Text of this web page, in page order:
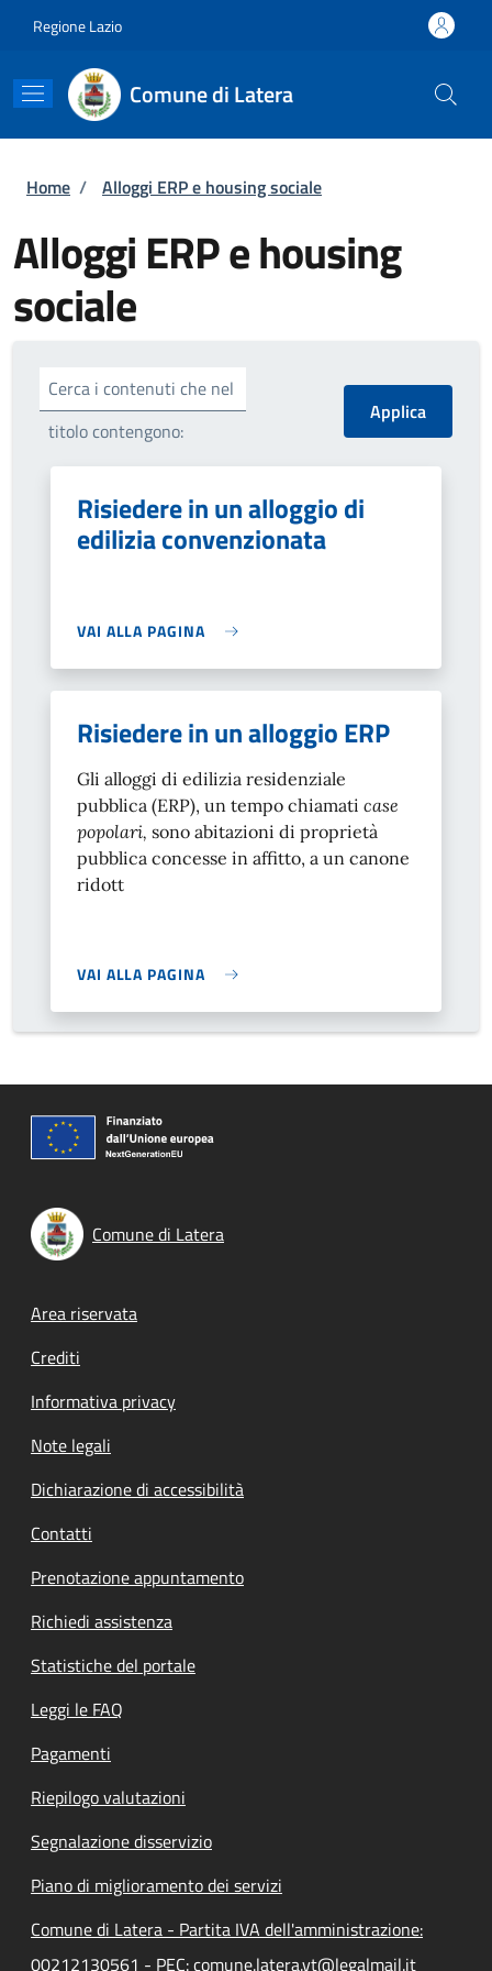
Regione Lazio
Comune di Latera
Briciole di pane
Home / Alloggi ERP e housing sociale
Alloggi ERP e housing
sociale
Cerca i contenuti che nel
titolo contengono:
Risiedere in un alloggio di
edilizia convenzionata
VAI ALLA PAGINA
Risiedere in un alloggio ERP
Gli alloggi di edilizia residenziale
pubblica (ERP), un tempo chiamati case
popolari, sono abitazioni di proprietà
pubblica concesse in affitto, a un canone
ridott
VAI ALLA PAGINA
Comune di Latera
Footer menu
Area riservata
Crediti
Informativa privacy
Note legali
Dichiarazione di accessibilità
Contatti
Prenotazione appuntamento
Richiedi assistenza
Statistiche del portale
Leggi le FAQ
Pagamenti
Riepilogo valutazioni
Segnalazione disservizio
Piano di miglioramento dei servizi
Comune di Latera - Partita IVA dell'amministrazione:
00212130561 - PEC: comune.latera.vt@legalmail.it